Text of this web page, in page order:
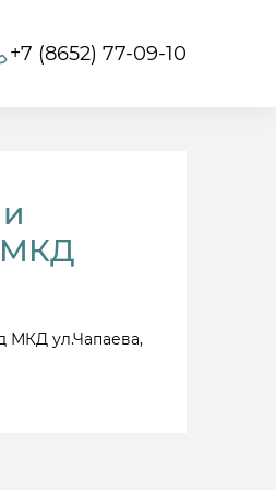
+7 (8652) 77-09-10
МКД
МКД ул.Чапаева,